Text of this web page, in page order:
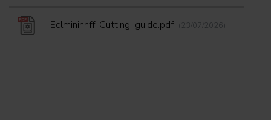
Eclminihnff_Cutting_guide.pdf (23/07/2026)